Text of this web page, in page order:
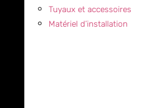
Tuyaux et accessoires
Matériel d’installation